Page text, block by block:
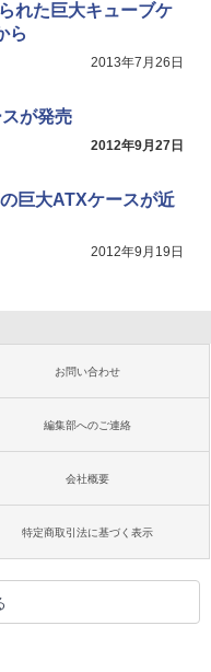
れた巨大キューブケ
ら
2013年7月26日
が発売
2012年9月27日
巨大ATXケースが近
2012年9月19日
お問い合わせ
編集部へのご連絡
会社概要
特定商取引法に基づく表示